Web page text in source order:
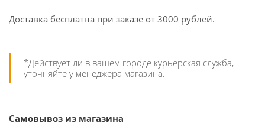
Доставка бесплатна при заказе от 3000 рублей.
*Действует ли в вашем городе курьерская служба,
уточняйте у менеджера магазина.
Самовывоз из магазина